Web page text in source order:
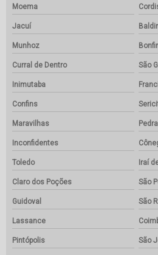
Moema
Jacuí
Munhoz
Curral de Dentro São
Inimutaba
Confins
Maravilhas
Inconfidentes
Toledo Iraí
Claro dos Poções São
Guidoval São
Lassance
Pintópolis São